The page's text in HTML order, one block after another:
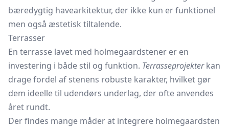
bæredygtig havearkitektur, der ikke kun er funktionel
men også æstetisk tiltalende.
Terrasser
En terrasse lavet med holmegaardstener er en
investering i både stil og funktion. Terrasseprojekterkan
drage fordel af stenens robuste karakter, hvilket gør
dem ideelle til udendørs underlag, der ofte anvendes
året rundt.
Der findes mange måder at integrere holmegaardsten